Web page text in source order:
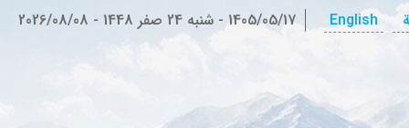
1405/05/17
- شنبه 24 صفر 1448 -
2026/08/08 English